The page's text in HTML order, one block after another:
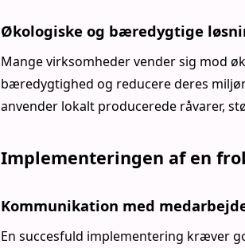
Økologiske og bæredygtige
Mange virksomheder vender sig mod
bæredygtighed og reducere deres
anvender lokalt producerede råvarer,
Implementeringen af en
Kommunikation med
En succesfuld implementering kræver